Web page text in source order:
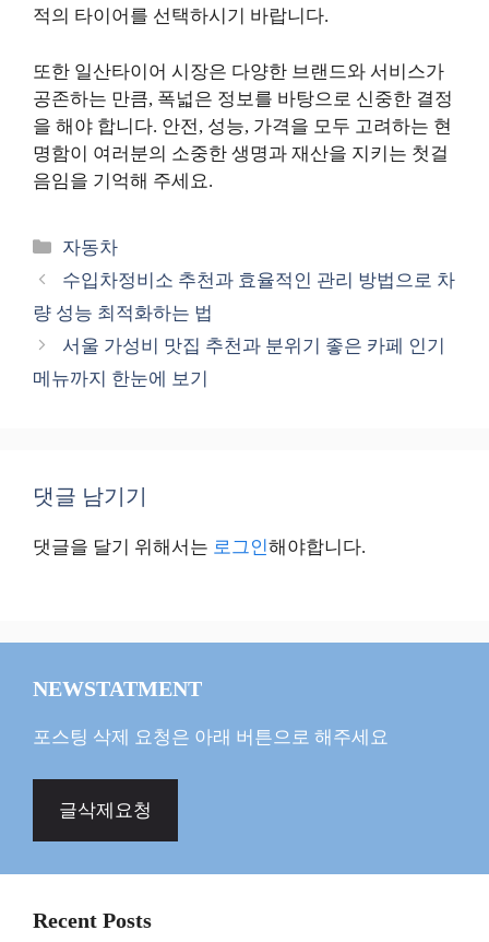
적의 타이어를 선택하시기 바랍니다.
또한 일산타이어 시장은 다양한 브랜드와 서비스가
공존하는 만큼, 폭넓은 정보를 바탕으로 신중한 결정
을 해야 합니다. 안전, 성능, 가격을 모두 고려하는 현
명함이 여러분의 소중한 생명과 재산을 지키는 첫걸
음임을 기억해 주세요.
카
테
리
자동차
수입차정비소 추천과 효율적인 관리 방법으로 차
량 성능 최적화하는 법
서울 가성비 맛집 추천과 분위기 좋은 카페 인기
메뉴까지 한눈에 보기
댓글 남기기
댓글을 달기 위해서는 로그인해야합니다.
NEWSTATMENT
포스팅 삭제 요청은 아래 버튼으로 해주세요
글삭제요청
Recent Posts